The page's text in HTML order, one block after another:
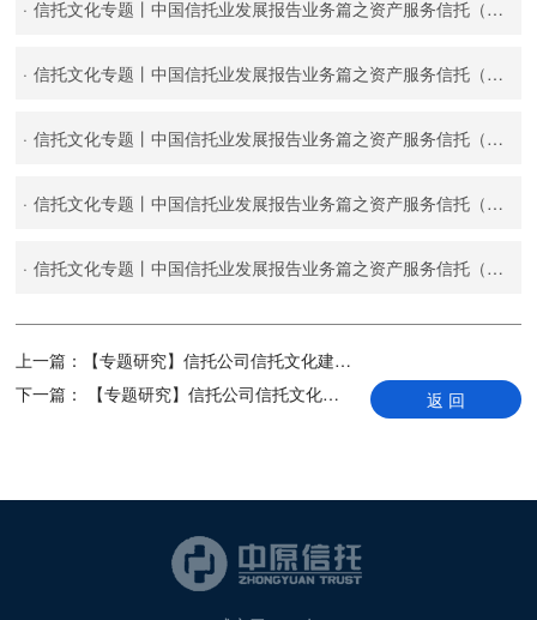
· 信托文化专题丨中国信托业发展报告业务篇之资产服务信托（十一）
· 信托文化专题丨中国信托业发展报告业务篇之资产服务信托（十）
· 信托文化专题丨中国信托业发展报告业务篇之资产服务信托（九）
· 信托文化专题丨中国信托业发展报告业务篇之资产服务信托（八）
· 信托文化专题丨中国信托业发展报告业务篇之资产服务信托（七）
上一篇：
【专题研究】信托公司信托文化建设（二）
下一篇：
【专题研究】信托公司信托文化建设（四） 返 回